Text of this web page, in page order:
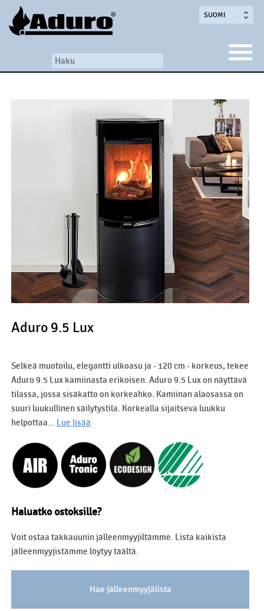
SUOMI
Aduro 9.5 Lux
Selkeä muotoilu, elegantti ulkoasu ja - 120 cm - korkeus, tekee
Aduro 9.5 Lux kamiinasta erikoisen. Aduro 9.5 Lux on näyttävä
tilassa, jossa sisäkatto on korkeahko. Kamiinan alaosassa on
suuri luukullinen säilytystila. Korkealla sijaitseva luukku
helpottaa... Lue lisää
Haluatko ostoksille?
Voit ostaa takkauunin jälleenmyyjiltämme. Lista kaikista
jälleenmyyjistämme löytyy täältä.
Hae jälleenmyyjälista